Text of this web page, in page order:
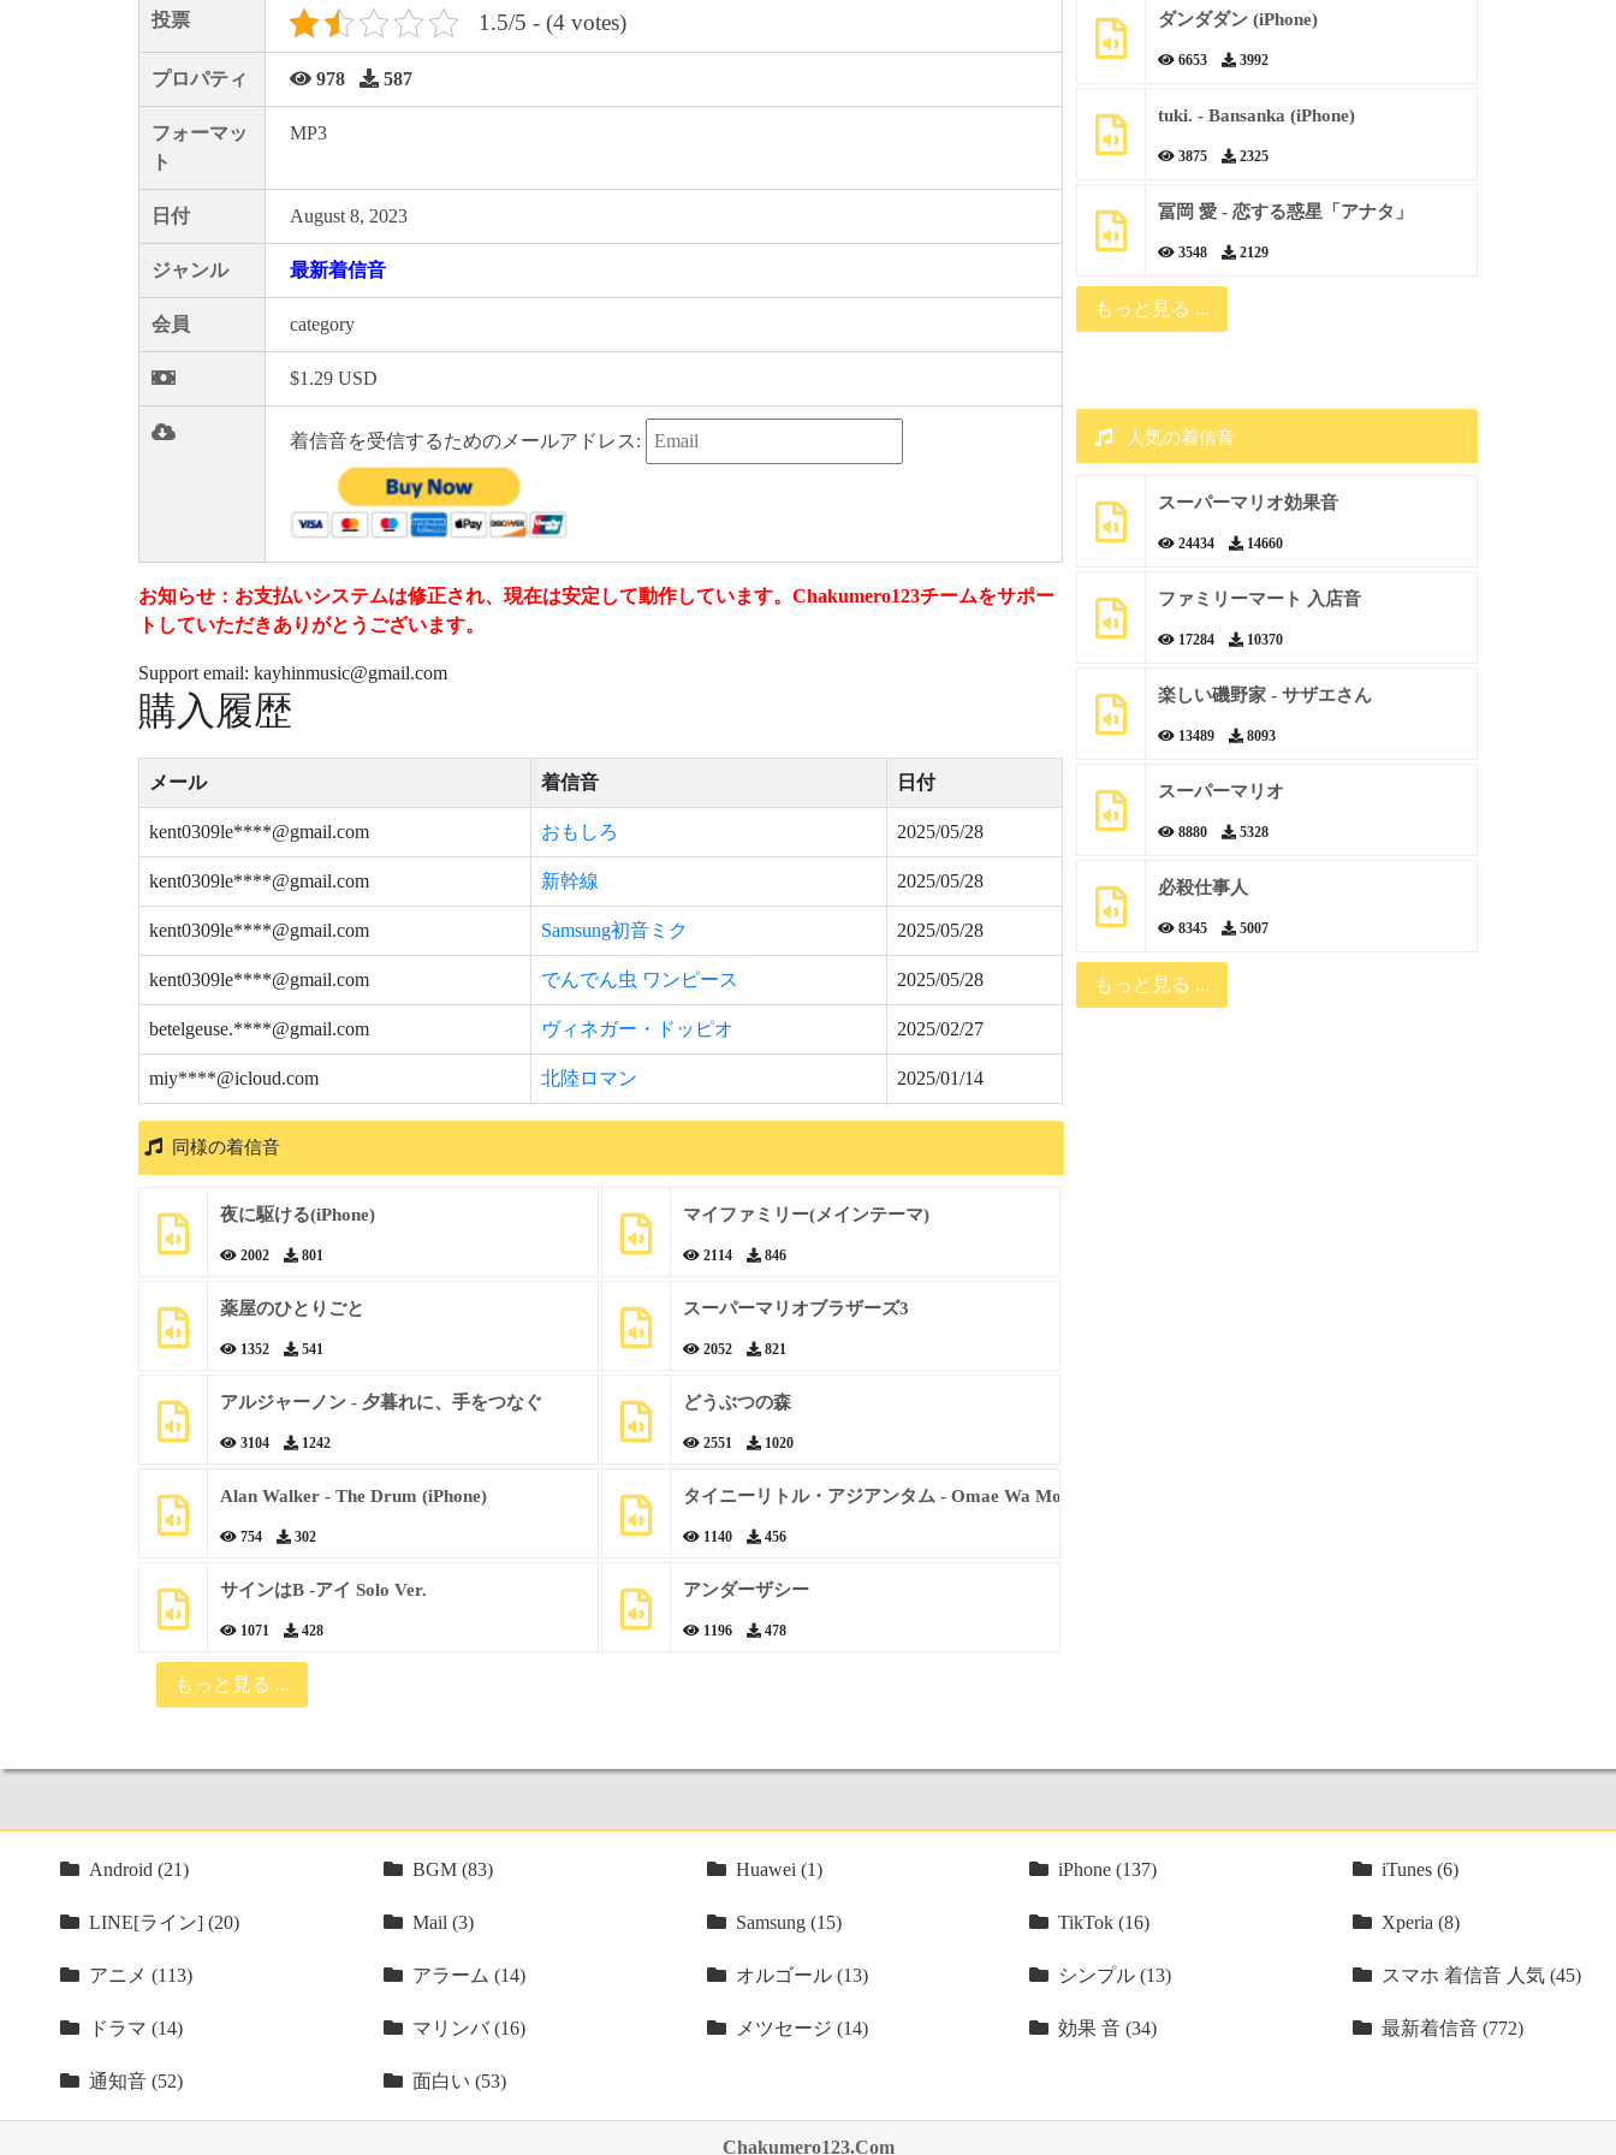
投票 1.5/5 - (4 votes)
プロパティ 978 587
フォーマッ
ト
MP3
日付 August 8, 2023
ジャンル 最新着信音
会員 category
$1.29 USD
着信音を受信するためのメールアドレス:
お知らせ：お支払いシステムは修正され、現在は安定して動作しています。Chakumero123チームをサポー
トしていただきありがとうございます。
Support email: kayhinmusic@gmail.com
購入履歴
メール 着信音 日付
kent0309le****@gmail.com おもしろ 2025/05/28
kent0309le****@gmail.com 新幹線 2025/05/28
kent0309le****@gmail.com Samsung初音ミク 2025/05/28
kent0309le****@gmail.com でんでん虫 ワンピース 2025/05/28
betelgeuse.****@gmail.com ヴィネガー・ドッピオ 2025/02/27
miy****@icloud.com 北陸ロマン 2025/01/14
同様の着信音
夜に駆ける(iPhone)
2002 801
マイファミリー(メインテーマ)
2114 846
薬屋のひとりごと
1352 541
スーパーマリオブラザーズ3
2052 821
アルジャーノン - 夕暮れに、手をつなぐ
3104 1242
どうぶつの森
2551 1020
Alan Walker - The Drum (iPhone)
754 302
タイニーリトル・アジアンタム - Omae Wa Mou
1140 456
サインはB -アイ Solo Ver.
1071 428
アンダーザシー
1196 478
もっと見る ...
ダンダダン (iPhone)
6653 3992
tuki. - Bansanka (iPhone)
3875 2325
冨岡 愛 - 恋する惑星「アナタ」
3548 2129
もっと見る ...
人気の着信音
スーパーマリオ効果音
24434 14660
ファミリーマート 入店音
17284 10370
楽しい磯野家 - サザエさん
13489 8093
スーパーマリオ
8880 5328
必殺仕事人
8345 5007
もっと見る ...
Android (21) BGM (83) Huawei (1) iPhone (137) iTunes (6)
LINE[ライン] (20) Mail (3) Samsung (15) TikTok (16) Xperia (8)
アニメ (113) アラーム (14) オルゴール (13) シンプル (13) スマホ 着信音 人気 (45)
ドラマ (14) マリンバ (16) メツセージ (14) 効果 音 (34) 最新着信音 (772)
通知音 (52) 面白い (53)
Chakumero123.Com